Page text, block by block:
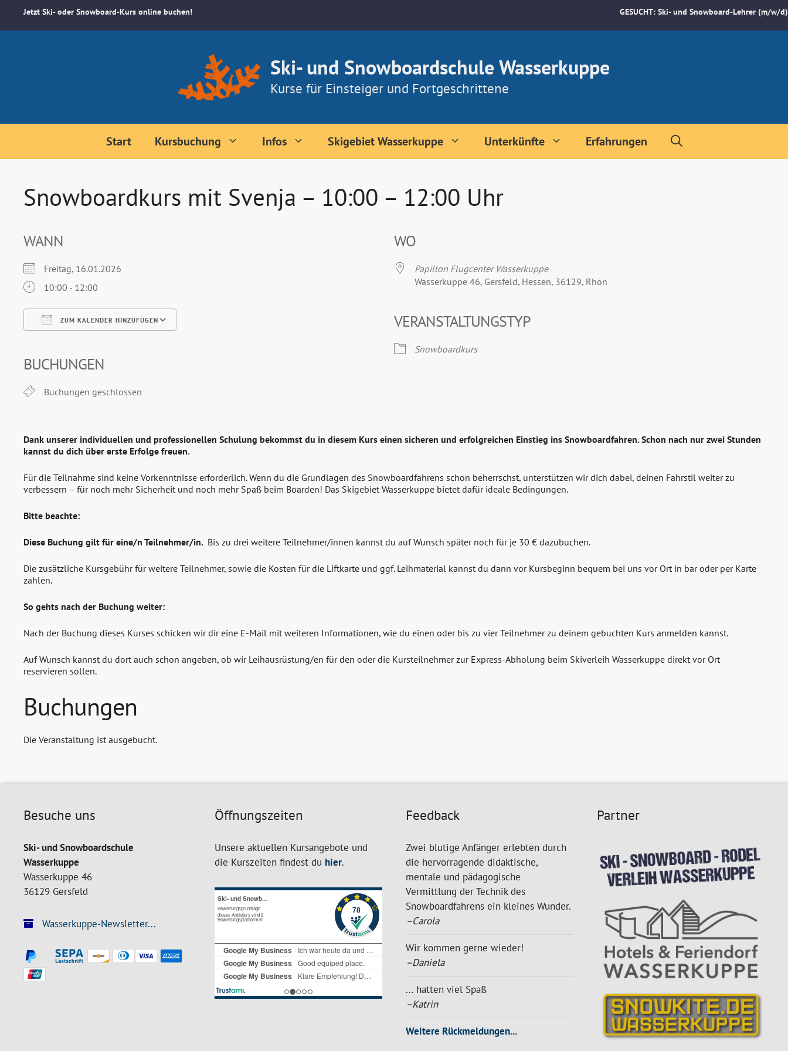
GESUCHT: Ski- und Snowboard-Lehrer (m/w/d)
Jetzt Ski- oder Snowboard-Kurs online buchen!
Ski- und Snowboardschule Wasserkuppe
Kurse für Einsteiger und Fortgeschrittene
Start Kursbuchung Infos Skigebiet Wasserkuppe Unterkünfte Erfahrungen
Snowboardkurs mit Svenja – 10:00 – 12:00 Uhr
WANN
Freitag, 16.01.2026
10:00 - 12:00
ZUM KALENDER HINZUFÜGEN
BUCHUNGEN
Buchungen geschlossen
WO
Papillon Flugcenter Wasserkuppe
Wasserkuppe 46, Gersfeld, Hessen, 36129, Rhön
VERANSTALTUNGSTYP
Snowboardkurs
Dank unserer individuellen und professionellen Schulung bekommst du in diesem Kurs einen sicheren und erfolgreichen Einstieg ins Snowboardfahren. Schon nach nur zwei Stunden
kannst du dich über erste Erfolge freuen.
Für die Teilnahme sind keine Vorkenntnisse erforderlich. Wenn du die Grundlagen des Snowboardfahrens schon beherrschst, unterstützen wir dich dabei, deinen Fahrstil weiter zu
verbessern – für noch mehr Sicherheit und noch mehr Spaß beim Boarden! Das Skigebiet Wasserkuppe bietet dafür ideale Bedingungen.
Bitte beachte:
Diese Buchung gilt für eine/n Teilnehmer/in. Bis zu drei weitere Teilnehmer/innen kannst du auf Wunsch später noch für je 30 € dazubuchen.
Die zusätzliche Kursgebühr für weitere Teilnehmer, sowie die Kosten für die Liftkarte und ggf. Leihmaterial kannst du dann vor Kursbeginn bequem bei uns vor Ort in bar oder per Karte
zahlen.
So gehts nach der Buchung weiter:
Nach der Buchung dieses Kurses schicken wir dir eine E-Mail mit weiteren Informationen, wie du einen oder bis zu vier Teilnehmer zu deinem gebuchten Kurs anmelden kannst.
Auf Wunsch kannst du dort auch schon angeben, ob wir Leihausrüstung/en für den oder die Kursteilnehmer zur Express-Abholung beim Skiverleih Wasserkuppe direkt vor Ort
reservieren sollen.
Buchungen
Die Veranstaltung ist ausgebucht.
Besuche uns
Ski- und Snowboardschule
Wasserkuppe
Wasserkuppe 46
36129 Gersfeld
Wasserkuppe-Newsletter...
Öffnungszeiten
Unsere aktuellen Kursangebote und
die Kurszeiten findest du hier.
Feedback
Zwei blutige Anfänger erlebten durch
die hervorragende didaktische,
mentale und pädagogische
Vermittlung der Technik des
Snowboardfahrens ein kleines Wunder.
–Carola
Wir kommen gerne wieder!
–Daniela
... hatten viel Spaß
–Katrin
Weitere Rückmeldungen...
Partner